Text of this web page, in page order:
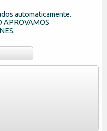
automaticamente.
APROVAMOS